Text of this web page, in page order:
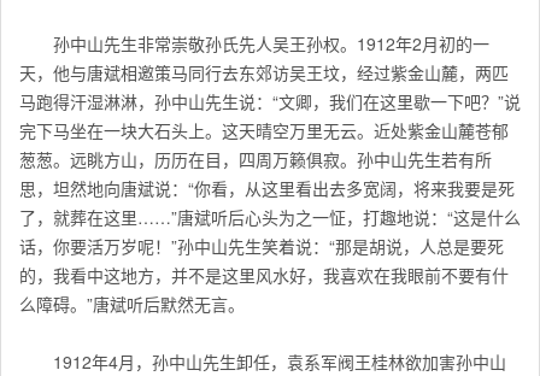
孙中山先生非常崇敬孙氏先人吴王孙权。1912年2月初的一
天，他与唐斌相邀策马同行去东郊访吴王坟，经过紫金山麓，两匹
马跑得汗湿淋淋，孙中山先生说：“文卿，我们在这里歇一下吧？”说
完下马坐在一块大石头上。这天晴空万里无云。近处紫金山麓苍郁
葱葱。远眺方山，历历在目，四周万籁俱寂。孙中山先生若有所
思，坦然地向唐斌说：“你看，从这里看出去多宽阔，将来我要是死
了，就葬在这里……”唐斌听后心头为之一怔，打趣地说：“这是什么
话，你要活万岁呢！”孙中山先生笑着说：“那是胡说，人总是要死
的，我看中这地方，并不是这里风水好，我喜欢在我眼前不要有什
么障碍。”唐斌听后默然无言。
1912年4月，孙中山先生卸任，袁系军阀王桂林欲加害孙中山